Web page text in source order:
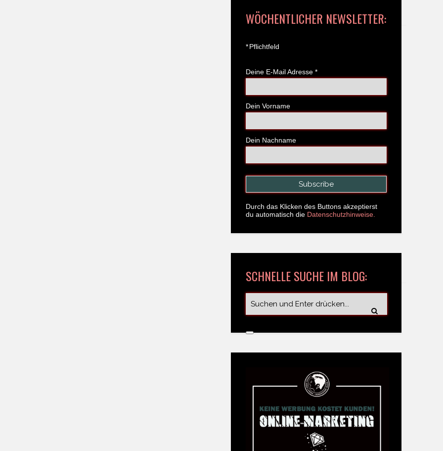
WÖCHENTLICHER NEWSLETTER:
*Pflichtfeld
Deine E-Mail Adresse *
Dein Vorname
Dein Nachname
Durch das Klicken des Buttons akzeptierst
du automatisch die Datenschutzhinweise.
SCHNELLE SUCHE IM BLOG: